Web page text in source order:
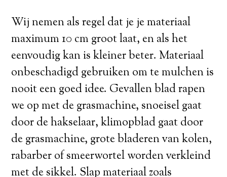
Wij nemen als regel dat je je materiaal
maximum 10 cm groot laat, en als het
eenvoudig kan is kleiner beter. Materiaal
onbeschadigd gebruiken om te mulchen is
nooit een goed idee. Gevallen blad rapen
we op met de grasmachine, snoeisel gaat
door de hakselaar, klimopblad gaat door
de grasmachine, grote bladeren van kolen,
rabarber of smeerwortel worden verkleind
met de sikkel. Slap materiaal zoals